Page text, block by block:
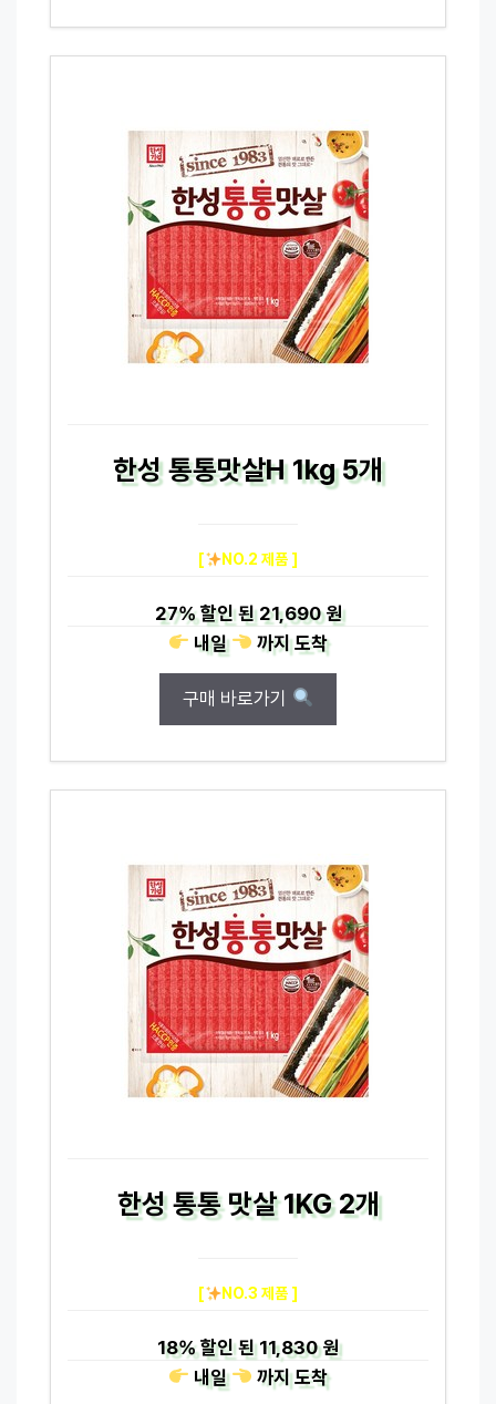
한성 통통맛살H 1kg 5개
[ NO.2 제품 ]
27%할인 된21,690 원
내일
까지도착
구매 바로가기
한성 통통 맛살 1KG 2개
[ NO.3 제품 ]
18%할인 된11,830 원
내일
까지도착